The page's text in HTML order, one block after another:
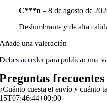
C***n– 8 de agosto de
Deslumbrante y de alta
Añade una valoración
Debesaccederpara publicar una
Preguntas frecuentes
¿Cuánto cuesta el envío y cuánto
15T07:46:44+00:00